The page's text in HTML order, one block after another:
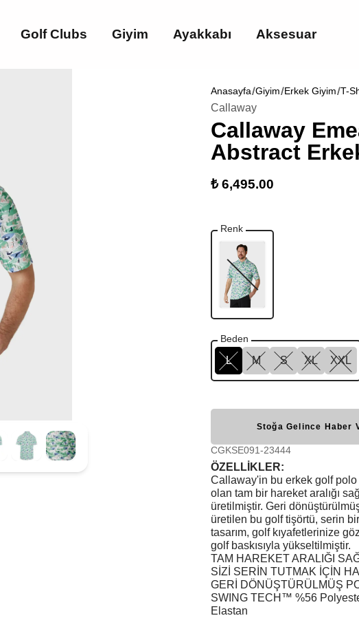
Golf Clubs Giyim Ayakkabı Aksesuar
Anasayfa Giyim Erkek Giyim T-
Callaway
Callaway
Abstract
₺ 6,495.00
Renk
Beden
L M S XL XXL
Stoğa Gelince Haber
CGKSE091-23444
ÖZELLİKLER:
Callaway'in bu erkek golf polo
olan tam bir hareket aralığı
üretilmiştir. Geri
üretilen bu golf tişörtü, serin
tasarım, golf kıyafetlerinize
golf baskısıyla yükseltilmiştir.
TAM HAREKET ARALIĞI
SİZİ SERİN TUTMAK İÇİN
GERİ DÖNÜŞTÜRÜLMÜŞ
SWING TECH™ %56
Elastan